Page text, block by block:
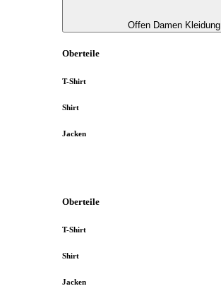
Offen Damen Kleidung
Oberteile
T-Shirt
Shirt
Jacken
Oberteile
T-Shirt
Shirt
Jacken